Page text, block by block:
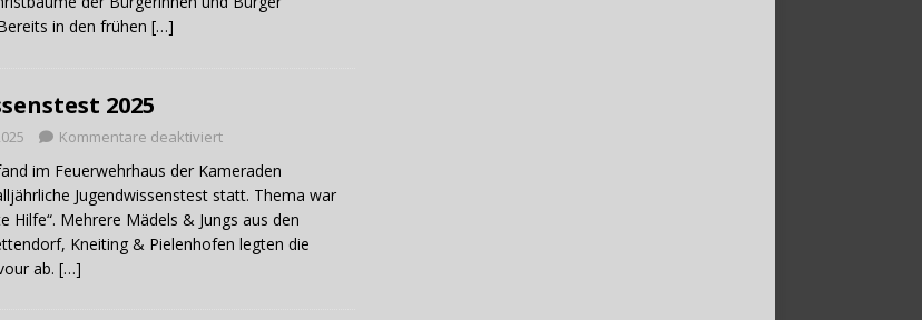
in den frühen […]
2025
Kommentare deaktiviert
im Feuerwehrhaus der Kameraden
Jugendwissenstest statt. Thema war
Hilfe“. Mehrere Mädels & Jungs aus den
Kneiting & Pielenhofen legten die
ab. […]